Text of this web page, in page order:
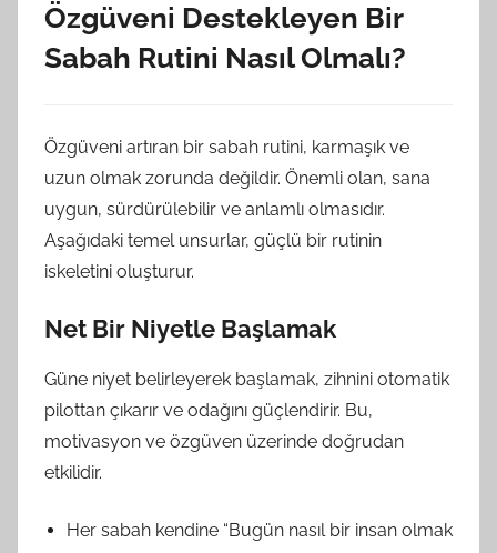
Özgüveni Destekleyen Bir
Sabah Rutini Nasıl Olmalı?
Özgüveni artıran bir sabah rutini, karmaşık ve
uzun olmak zorunda değildir. Önemli olan, sana
uygun, sürdürülebilir ve anlamlı olmasıdır.
Aşağıdaki temel unsurlar, güçlü bir rutinin
iskeletini oluşturur.
Net Bir Niyetle Başlamak
Güne niyet belirleyerek başlamak, zihnini otomatik
pilottan çıkarır ve odağını güçlendirir. Bu,
motivasyon ve özgüven üzerinde doğrudan
etkilidir.
Her sabah kendine “Bugün nasıl bir insan olmak